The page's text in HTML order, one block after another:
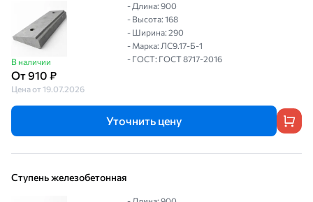
В наличии
От 910 ₽
Цена от 19.07.2026
- Длина: 900
- Высота: 168
- Ширина: 290
- Марка: ЛС9.17-Б-1
- ГОСТ: ГОСТ 8717-2016
Уточнить цену
Ступень железобетонная